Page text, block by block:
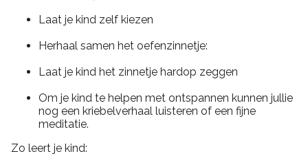
Laat je kind zelf kiezen
Herhaal samen het oefenzinnetje:
Laat je kind het zinnetje hardop zeggen
Om je kind te helpen met ontspannen kunnen jullie
nog een kriebelverhaal luisteren of een fijne
meditatie.
Zo leert je kind: